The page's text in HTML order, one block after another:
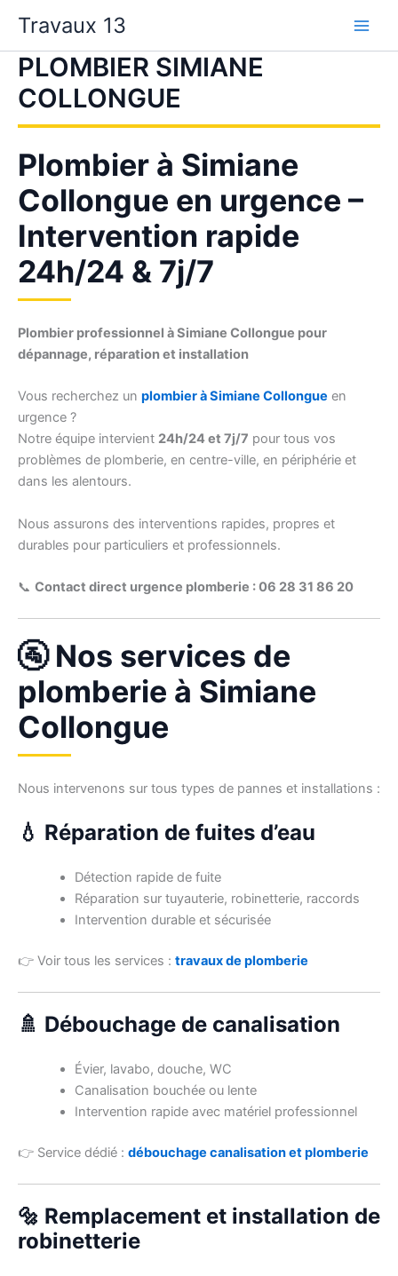
contenu
Travaux 13
PLOMBIER SIMIANE
COLLONGUE
Plombier à Simiane
Collongue en urgence –
Intervention rapide
24h/24 & 7j/7
Plombier professionnel à Simiane Collongue pour
dépannage, réparation et installation
Vous recherchez un plombier à Simiane Collongue en
urgence ?
Notre équipe intervient 24h/24 et 7j/7 pour tous vos
problèmes de plomberie, en centre-ville, en périphérie et
dans les alentours.
Nous assurons des interventions rapides, propres et
durables pour particuliers et professionnels.
📞 Contact direct urgence plomberie : 06 28 31 86 20
🚰 Nos services de
plomberie à Simiane
Collongue
Nous intervenons sur tous types de pannes et installations :
💧 Réparation de fuites d’eau
Détection rapide de fuite
Réparation sur tuyauterie, robinetterie, raccords
Intervention durable et sécurisée
👉 Voir tous les services : travaux de plomberie
🚿 Débouchage de canalisation
Évier, lavabo, douche, WC
Canalisation bouchée ou lente
Intervention rapide avec matériel professionnel
👉 Service dédié : débouchage canalisation et plomberie
🔩 Remplacement et installation de
robinetterie